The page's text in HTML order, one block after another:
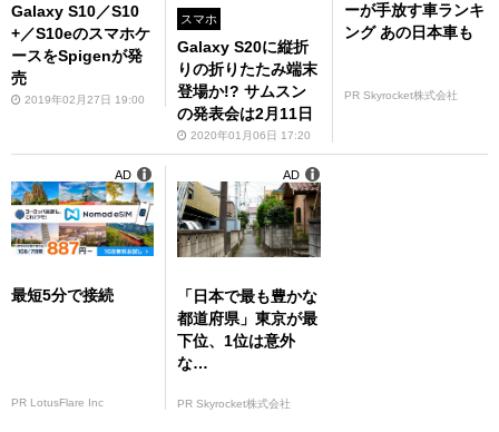
Galaxy S10／S10
+／S10eのスマホケ
ースをSpigenが発
売
2019年02月27日 19:00
スマホ
Galaxy S20に縦折
りの折りたたみ端末
登場か!? サムスン
の発表会は2月11日
2020年01月06日 17:20
ーが手放す車ランキ
ング あの日本車も
PR Skyrocket株式会社
最短5分で接続
PR LotusFlare Inc
AD
「日本で最も豊かな
都道府県」東京が最
下位、1位は意外
な…
PR Skyrocket株式会社
AD